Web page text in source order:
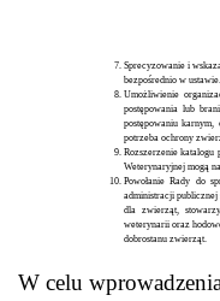
Sprecyzowanie i
bezpośrednio w ustawie.
Umożliwienie
postępowania lub
postępowaniu karnym,
potrzeba ochrony
Rozszerzenie
Weterynaryjnej mogą
Powołanie Rady do
administracji
dla zwierząt,
weterynarii oraz
dobrostanu zwierząt.
W celu